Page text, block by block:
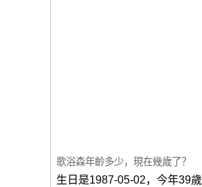
歌浴森年齡多少，現在幾歲了？
生日是1987-05-02，今年39歲